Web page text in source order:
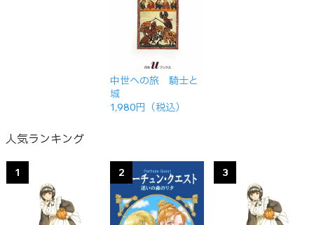
中世への旅 騎士と
城
1,980円（税込）
人気ランキング
1 2 3